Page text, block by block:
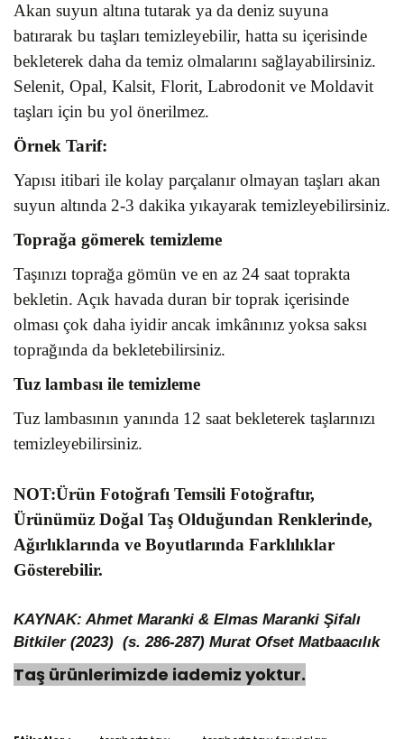
Akan suyun altına tutarak ya da deniz suyuna
batırarak bu taşları temizleyebilir, hatta su içerisinde
bekleterek daha da temiz olmalarını sağlayabilirsiniz.
Selenit, Opal, Kalsit, Florit, Labrodonit ve Moldavit
taşları için bu yol önerilmez.
Örnek Tarif:
Yapısı itibari ile kolay parçalanır olmayan taşları akan
suyun altında 2-3 dakika yıkayarak temizleyebilirsiniz.
Toprağa gömerek temizleme
Taşınızı toprağa gömün ve en az 24 saat toprakta
bekletin. Açık havada duran bir toprak içerisinde
olması çok daha iyidir ancak imkânınız yoksa saksı
toprağında da bekletebilirsiniz.
Tuz lambası ile temizleme
Tuz lambasının yanında 12 saat bekleterek taşlarınızı
temizleyebilirsiniz.
NOT:Ürün Fotoğrafı Temsili Fotoğraftır,
Ürünümüz Doğal Taş Olduğundan Renklerinde,
Ağırlıklarında ve Boyutlarında Farklılıklar
Gösterebilir.
KAYNAK: Ahmet Maranki & Elmas Maranki Şifalı
Bitkiler (2023) (s. 286-287) Murat Ofset Matbaacılık
Taş ürünlerimizde iademiz yoktur.